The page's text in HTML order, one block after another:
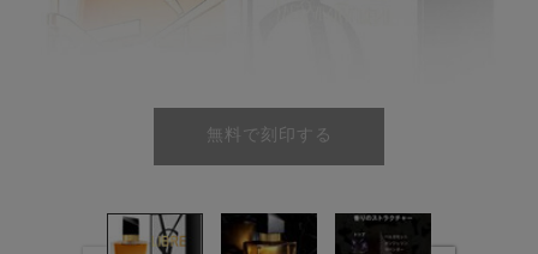
無料で刻印する